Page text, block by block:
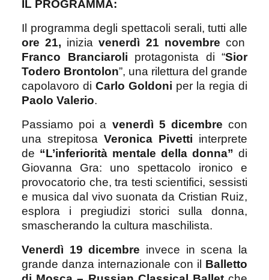
IL PROGRAMMA:
Il programma degli spettacoli serali, tutti alle
ore 21, iniziavenerdì 21 novembre con
Franco Branciaroli protagonista di “Sior
Todero Brontolon”, una rilettura del grande
capolavoro di Carlo Goldoni per la regia di
Paolo Valerio.
Passiamo poi a venerdì 5 dicembrecon
una strepitosa Veronica Pivetti interprete
de “L’inferiorità mentale della donna” di
Giovanna Gra: uno spettacolo ironico e
provocatorio che, tra testi scientifici, sessisti
e musica dal vivo suonata da Cristian Ruiz,
esplora i pregiudizi storici sulla donna,
smascherando la cultura maschilista.
Venerdì 19 dicembre invece in scena la
grande danza internazionale con il Balletto